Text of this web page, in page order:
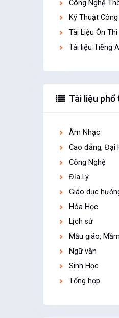
Công Nghệ
Kỹ Thuật
Tài Liệu Ôn Thi
Tài liệu Tiếng
Tài liệu phổ
Âm Nhạc
Cao đẳng, Đại
Công Nghệ
Địa Lý
Giáo dục
Hóa Học
Lịch sử
Mẫu giáo,
Ngữ văn
Sinh Học
Tổng hợp